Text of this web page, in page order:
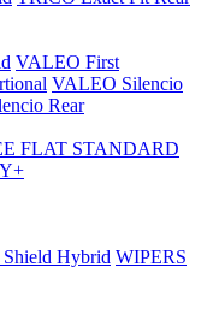
VALEO First
VALEO Silencio
Rear
FLAT STANDARD
Hybrid WIPERS